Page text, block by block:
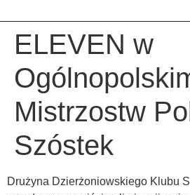
ELEVEN w
Mistrzostw
Szóstek
Drużyna Dzierżoniowskiego Klubu